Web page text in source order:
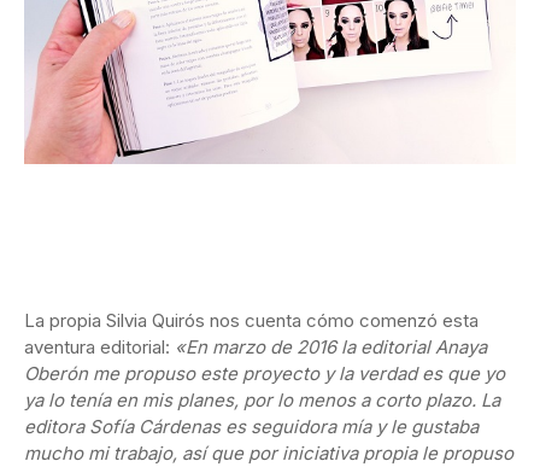
La propia Silvia Quirós nos cuenta cómo comenzó esta
aventura editorial: «En marzo de 2016 la editorial Anaya
Oberón me propuso este proyecto y la verdad es que yo
ya lo tenía en mis planes, por lo menos a corto plazo. La
editora Sofía Cárdenas es seguidora mía y le gustaba
mucho mi trabajo, así que por iniciativa propia le propuso